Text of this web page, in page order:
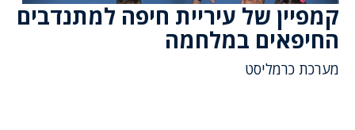
קמפיין של עיריית חיפה למתנדבים
החיפאים במלחמה
מערכת כרמליסט